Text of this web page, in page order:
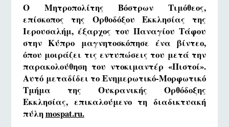
Ο Μητροπολίτης Βόστρων Τιμόθεος,
επίσκοπος της Ορθοδόξου Εκκλησίας της
Ιερουσαλήμ, έξαρχος του Παναγίου Τάφου
στην Κύπρο μαγνητοσκόπησε ένα βίντεο,
όπου μοιράζει τις εντυπώσεις του μετά την
παρακολούθηση του ντοκιμαντέρ «Πιστοί».
Αυτό μεταδίδει το Ενημερωτικό-Μορφωτικό
Τμήμα της Ουκρανικής Ορθόδοξης
Εκκλησίας, επικαλούμενο τη διαδικτυακή
πύληmospat.ru.